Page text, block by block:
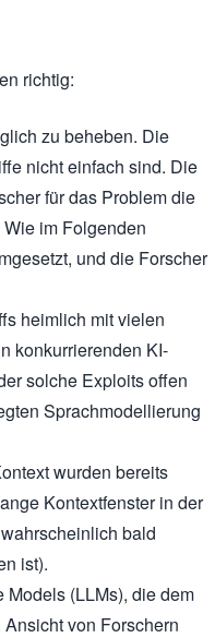
richtig:
zu beheben. Die
nicht einfach sind. Die
für das Problem die
im Folgenden
und die Forscher
heimlich mit vielen
konkurrierenden KI-
solche Exploits offen
Sprachmodellierung
wurden bereits
Kontextfenster in der
bald
ist).
(LLMs), die dem
von Forschern